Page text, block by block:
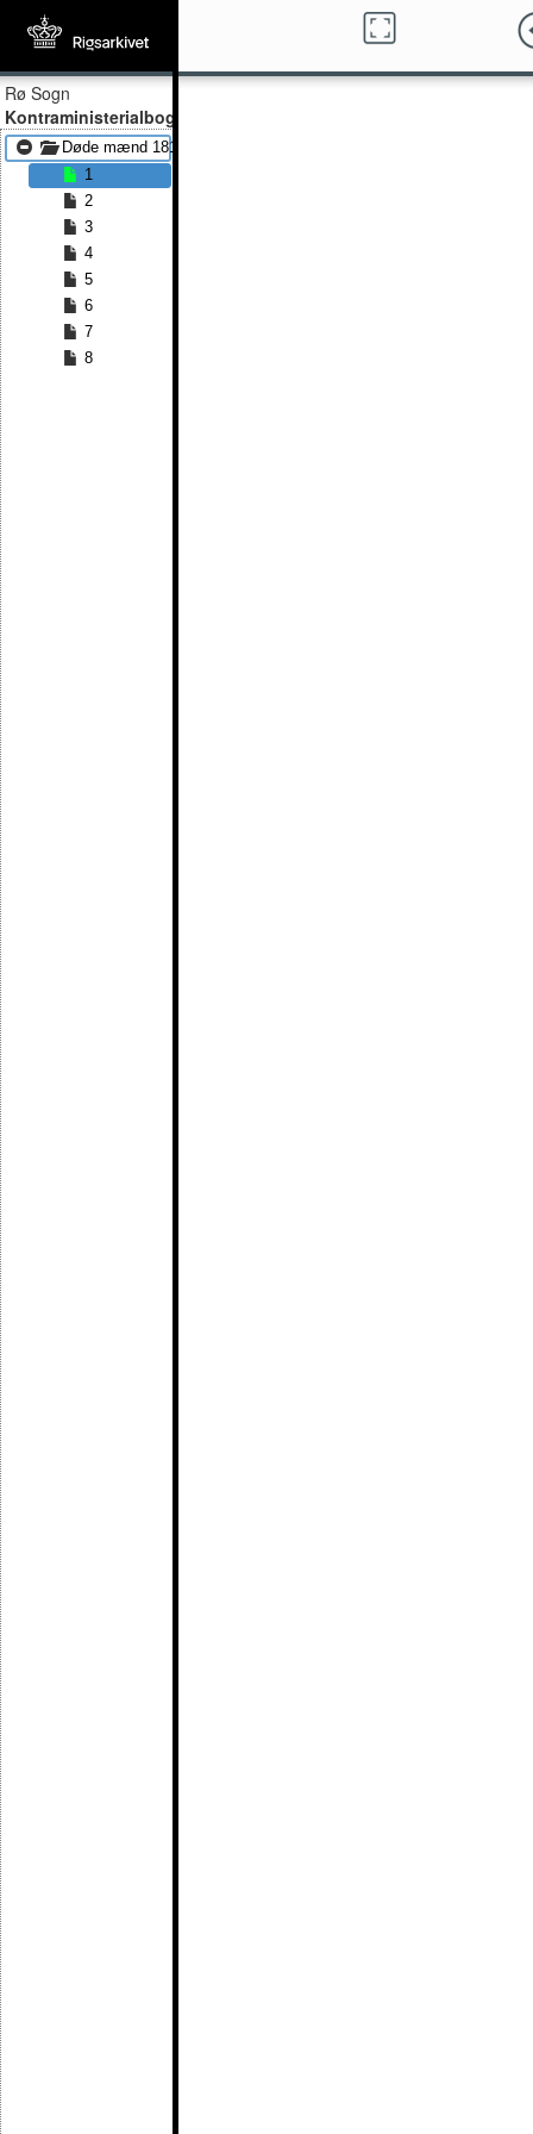
Rø Sogn
Kontraministerialbog
Døde mænd 1813 - Døde mænd 1824
1
2
3
4
5
6
7
8